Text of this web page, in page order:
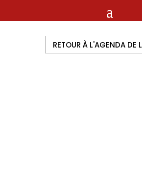
RETOUR À L'AGENDA DE